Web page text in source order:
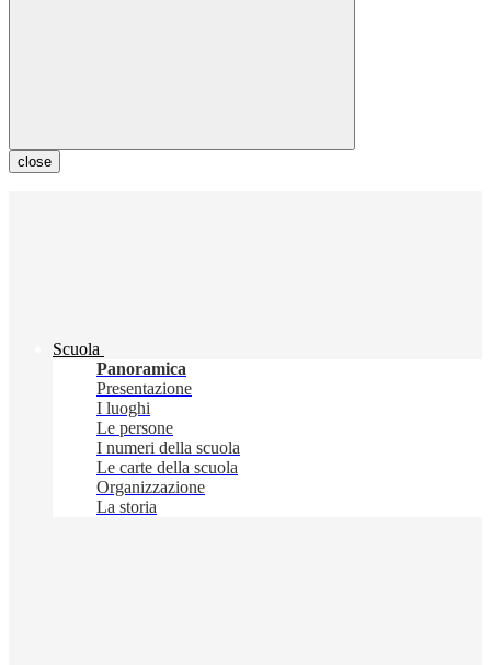
close
Scuola
Panoramica
Presentazione
I luoghi
Le persone
I numeri della scuola
Le carte della scuola
Organizzazione
La storia